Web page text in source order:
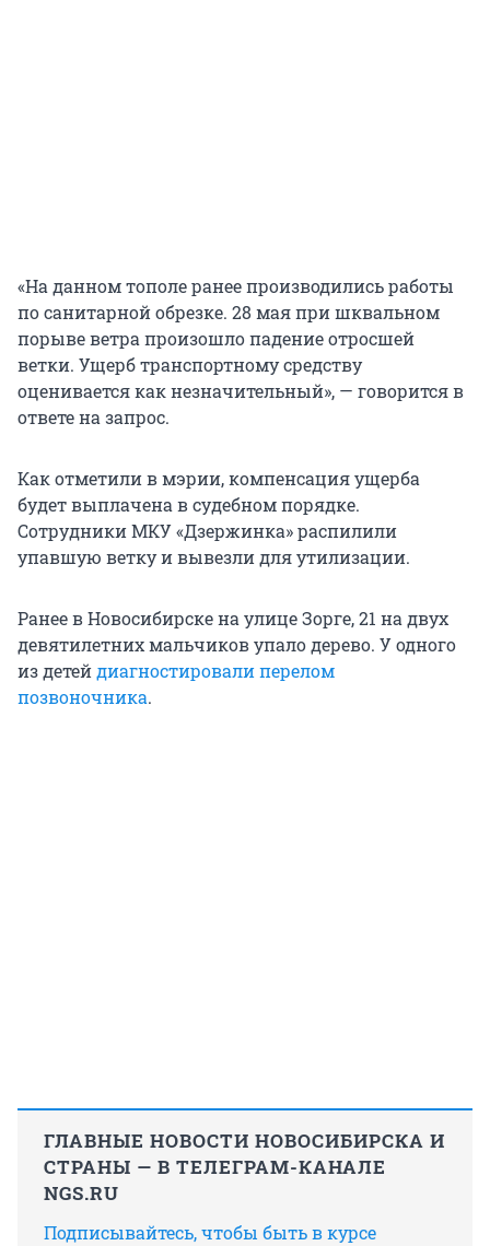
«На данном тополе ранее производились работы
по санитарной обрезке. 28 мая при шквальном
порыве ветра произошло падение отросшей
ветки. Ущерб транспортному средству
оценивается как незначительный», — говорится в
ответе на запрос.
Как отметили в мэрии, компенсация ущерба
будет выплачена в судебном порядке.
Сотрудники МКУ «Дзержинка» распилили
упавшую ветку и вывезли для утилизации.
Ранее в Новосибирске на улице Зорге, 21 на двух
девятилетних мальчиков упало дерево. У одного
из детейдиагностировали перелом
позвоночника.
ГЛАВНЫЕ НОВОСТИ НОВОСИБИРСКА И
СТРАНЫ — В ТЕЛЕГРАМ-КАНАЛЕ
NGS.RU
Подписывайтесь, чтобы быть в курсе